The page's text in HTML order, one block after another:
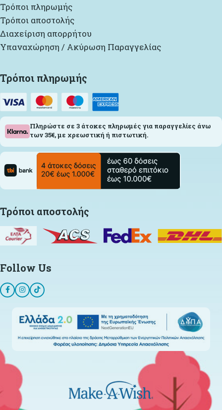
Τρόποι πληρωμής
Τρόποι αποστολής
Διαχείριση απορρήτου
Υπαναχώρηση / Ακύρωση Παραγγελίας
Τρόποι πληρωμής
Πληρώστε σε 3 άτοκες πληρωμές για παραγγελίες άνω
των 35€, με χρεωστική ή πιστωτική.
Τρόποι αποστολής
Follow Us